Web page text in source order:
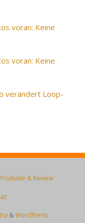
voran: Keine
voran: Keine
verändert Loop-
Produkte & Review
&WordPress.